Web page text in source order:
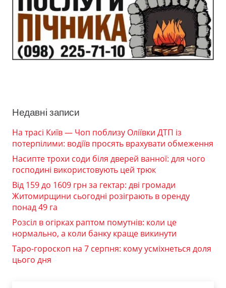
Недавні записи
На трасі Київ — Чоп поблизу Оліївки ДТП із
потерпілими: водіїв просять врахувати обмеження
Насипте трохи соди біля дверей ванної: для чого
господині використовують цей трюк
Від 159 до 1609 грн за гектар: дві громади
Житомирщини сьогодні розіграють в оренду
понад 49 га
Розсіл в огірках раптом помутнів: коли це
нормально, а коли банку краще викинути
Таро-гороскоп на 7 серпня: кому усміхнеться доля
цього дня